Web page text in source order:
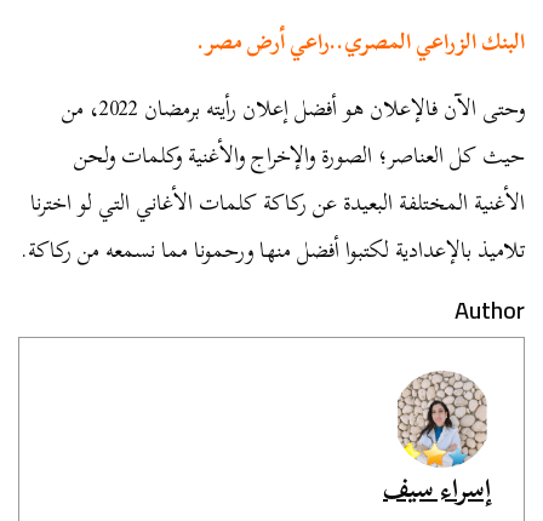
البنك الزراعي المصري..راعي أرض مصر.
وحتى الآن فالإعلان هو أفضل إعلان رأيته برمضان 2022، من
حيث كل العناصر؛ الصورة والإخراج والأغنية وكلمات ولحن
الأغنية المختلفة البعيدة عن ركاكة كلمات الأغاني التي لو اخترنا
تلاميذ بالإعدادية لكتبوا أفضل منها ورحمونا مما نسمعه من ركاكة.
Author
إسراء سيف